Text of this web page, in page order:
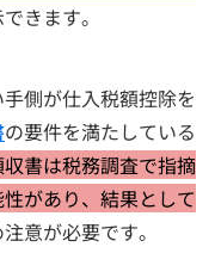
きます。
側が仕入税額控除を
の要件を満たしている
書は税務調査で指摘
があり、結果として
意が必要です。